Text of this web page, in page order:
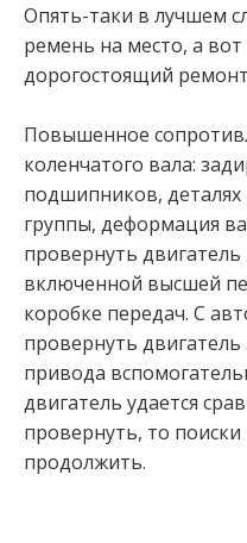
Опять-таки в лучшем
ремень на место, а
дорогостоящий
Повышенное
коленчатого вала:
подшипников,
группы, деформация
провернуть
включенной высшей
коробке передач. С
провернуть
привода
двигатель удается
провернуть, то
продолжить.